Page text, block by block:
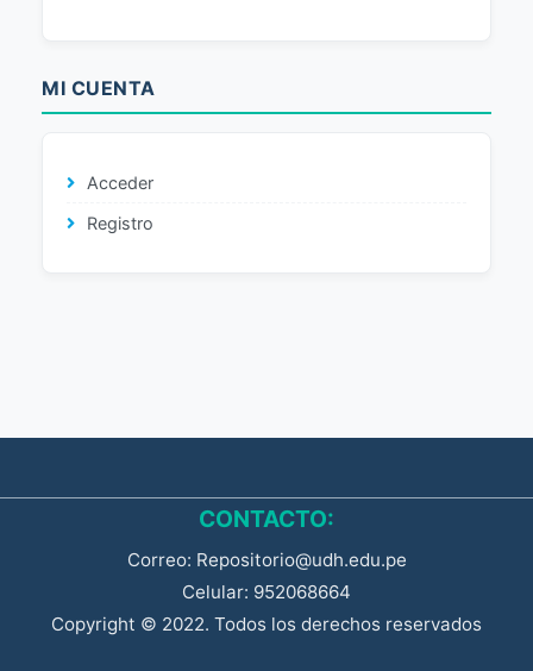
MI CUENTA
Acceder
Registro
CONTACTO:
Correo: Repositorio@udh.edu.pe
Celular: 952068664
Copyright © 2022. Todos los derechos reservados